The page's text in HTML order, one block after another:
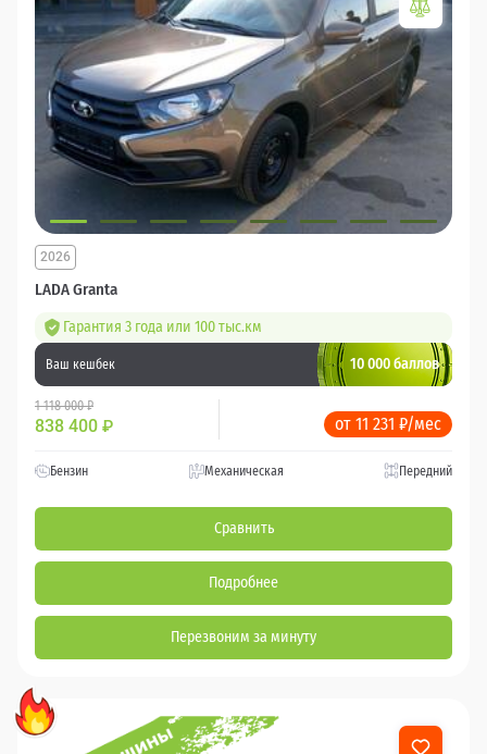
LADA Granta
2026
Гарантия 3 года или 100 тыс.км
Ваш кешбек 10 000 баллов
1 118 000 ₽
838 400 ₽ от 11 231 ₽/мес
Бензин Механическая Передний
Сравнить
Подробнее
Перезвоним за минуту